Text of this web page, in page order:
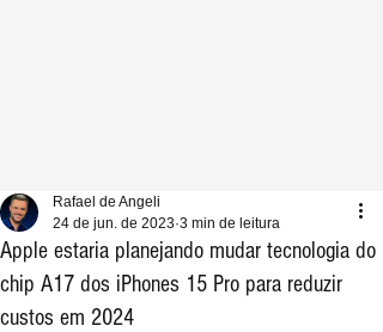
Apple estaria planejando mudar tecnologia do
chip A17 dos iPhones 15 Pro para reduzir
custos em 2024
Rafael de Angeli
24 de jun. de 2023 3 min de leitura